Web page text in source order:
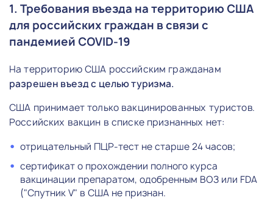
1. Требования въезда на территорию США
для российских граждан в связи с
пандемией COVID-19
На территорию США российским гражданам
разрешен въезд с целью туризма.
США принимает только вакцинированных туристов.
Российских вакцин в списке признанных нет:
отрицательный ПЦР-тест не старше 24 часов;
сертификат о прохождении полного курса
вакцинации препаратом, одобренным ВОЗ или FDA
("Спутник V" в США не признан.